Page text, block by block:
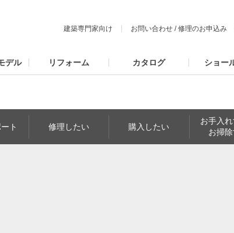
建築専門家向け お問い合わせ /修理のお申込み
デル リフォーム カタログ ショー
ト 修理したい 購入したい
お手入れ
お掃